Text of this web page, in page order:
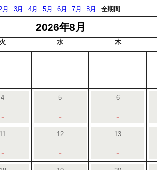
月 3月 4月 5月 6月 7月 8月 全期間
2026年8月
火 水 木
4
-
5
-
6
-
11
-
12
-
13
-